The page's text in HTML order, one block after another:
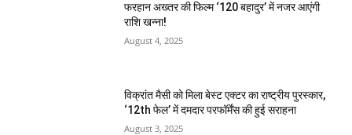
फरहान अख्तर की फिल्म ‘120 बहादुर’ में नजर आएंगी
राशि खन्ना!
August 4, 2025
विक्रांत मैसी को मिला बेस्ट एक्टर का राष्ट्रीय पुरस्कार,
‘12th फेल’ में दमदार परफॉर्मेंस की हुई सराहना
August 3, 2025